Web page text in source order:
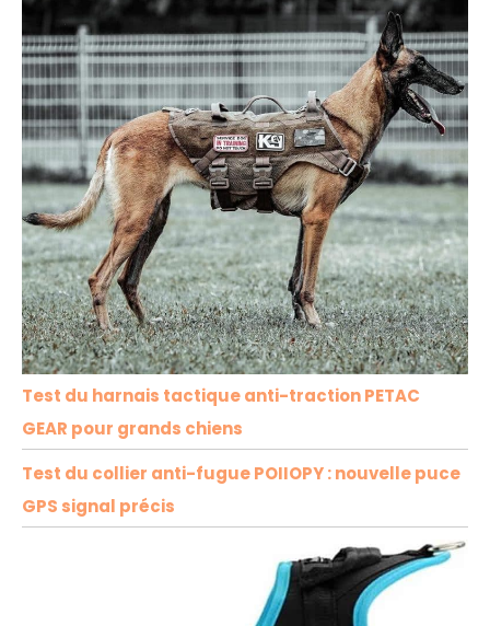
Test du harnais tactique anti-traction PETAC
GEAR pour grands chiens
Test du collier anti-fugue POIIOPY : nouvelle puce
GPS signal précis